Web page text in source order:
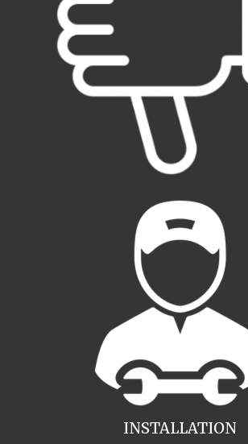
INSTALLATION